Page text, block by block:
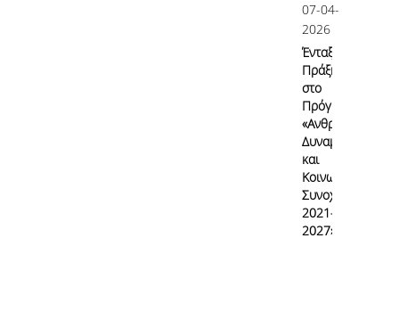
07-04-
2026
Ένταξη
Πράξης
στο
Πρόγραμμα
«Ανθρώπινο
Δυναμικό
και
Κοινωνική
Συνοχή
2021–
2027»